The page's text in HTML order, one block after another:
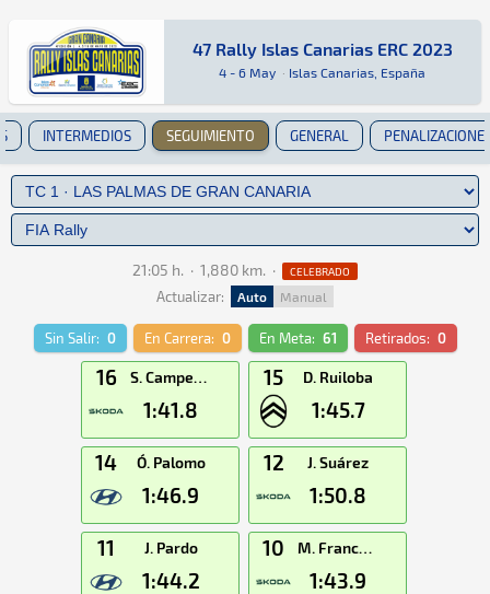
47 Rally Islas Canarias ERC 2023
47 Rally Islas Canarias ERC 2023
4 - 6 May · Islas Canarias, España
ERC · 47 Rally Islas Canarias ERC 2023:
Islas Canarias, EspañaIslas Canarias, España
INTERMEDIOS SEGUIMIENTO GENERAL
21:05 h. · 1,880 km. · CELEBRADO
Actualizar: Auto Manual
Sin Salir: 0 En Carrera: 0 En Meta: 61 Retirados: 0
16 S. Campedelli
1:41.8
15 D. Ruiloba
1:45.7
14 Ó. Palomo
1:46.9
12 J. Suárez
1:50.8
11 J. Pardo
1:44.2
10 M. Franceschi
1:43.9